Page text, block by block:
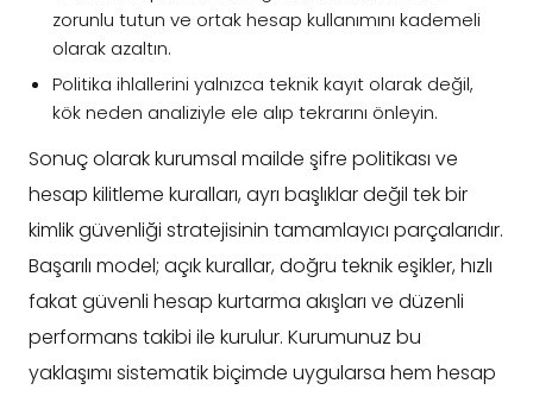
zorunlu tutun ve ortak hesap kullanımını kademeli
olarak azaltın.
Politika ihlallerini yalnızca teknik kayıt olarak değil,
kök neden analiziyle ele alıp tekrarını önleyin.
Sonuç olarak kurumsal mailde şifre politikası ve
hesap kilitleme kuralları, ayrı başlıklar değil tek bir
kimlik güvenliği stratejisinin tamamlayıcı parçalarıdır.
Başarılı model; açık kurallar, doğru teknik eşikler, hızlı
fakat güvenli hesap kurtarma akışları ve düzenli
performans takibi ile kurulur. Kurumunuz bu
yaklaşımı sistematik biçimde uygularsa hem hesap